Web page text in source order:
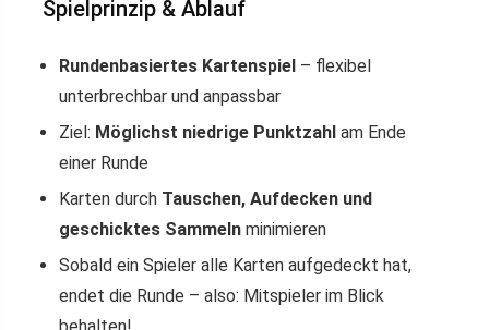
Spielprinzip & Ablauf
Rundenbasiertes Kartenspiel – flexibel
unterbrechbar und anpassbar
Ziel: Möglichst niedrige Punktzahl am Ende
einer Runde
Karten durch Tauschen, Aufdecken und
geschicktes Sammeln minimieren
Sobald ein Spieler alle Karten aufgedeckt hat,
endet die Runde – also: Mitspieler im Blick